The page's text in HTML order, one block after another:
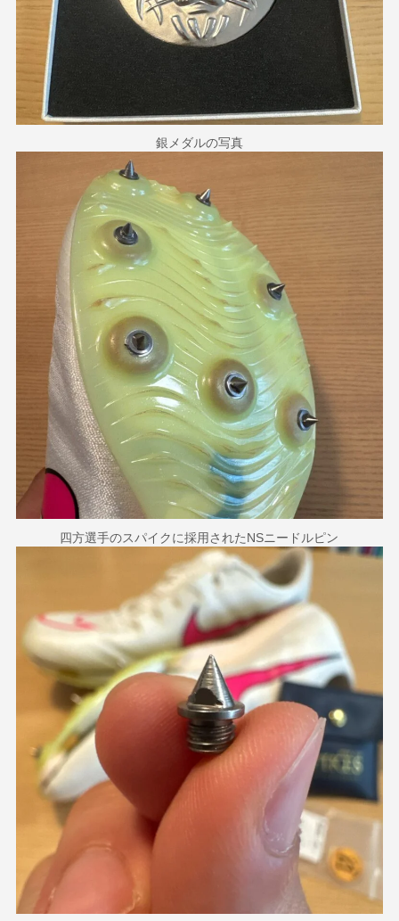
銀メダルの写真
四方選手のスパイクに採用されたNSニードルピン